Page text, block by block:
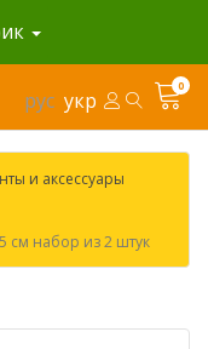
рус укр
0
и аксессуары
см набор из 2 штук